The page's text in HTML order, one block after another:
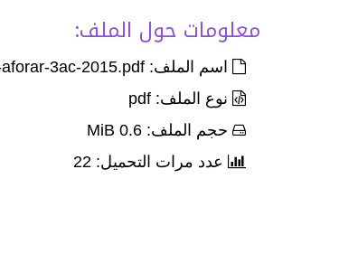
معلومات حول الملف:
اسم الملف: Exam-local-Corr-maths-coll-aforar-3ac-2015.pdf
نوع الملف: pdf
حجم الملف: 0.6 MiB
عدد مرات التحميل: 22